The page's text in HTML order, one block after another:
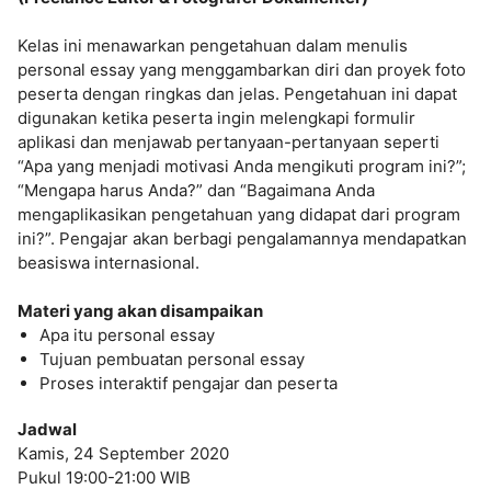
Kelas ini menawarkan pengetahuan dalam menulis
personal essay yang menggambarkan diri dan proyek foto
peserta dengan ringkas dan jelas. Pengetahuan ini dapat
digunakan ketika peserta ingin melengkapi formulir
aplikasi dan menjawab pertanyaan-pertanyaan seperti
“Apa yang menjadi motivasi Anda mengikuti program ini?”;
“Mengapa harus Anda?” dan “Bagaimana Anda
mengaplikasikan pengetahuan yang didapat dari program
ini?”. Pengajar akan berbagi pengalamannya mendapatkan
beasiswa internasional.
Materi yang akan disampaikan
Apa itu personal essay
Tujuan pembuatan personal essay
Proses interaktif pengajar dan peserta
Jadwal
Kamis, 24 September 2020
Pukul 19:00-21:00 WIB